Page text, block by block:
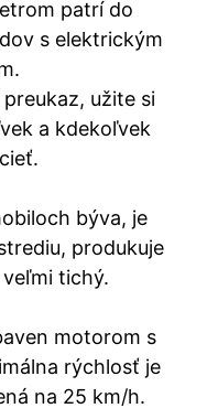
patrí do
s elektrickým
užite si
a kdekoľvek
býva, je
produkuje
veľmi tichý.
motorom s
rýchlosť je
na 25 km/h.